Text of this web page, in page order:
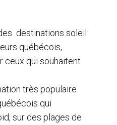
destinations soleil
québécois,
ceux qui souhaitent
très populaire
qui
sur des plages de